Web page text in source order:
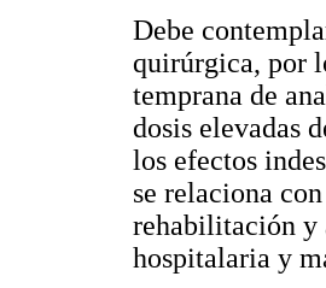
Debe
quirúrgica, por
temprana de
dosis elevadas
los efectos
se relaciona
rehabilitación y
hospitalaria y